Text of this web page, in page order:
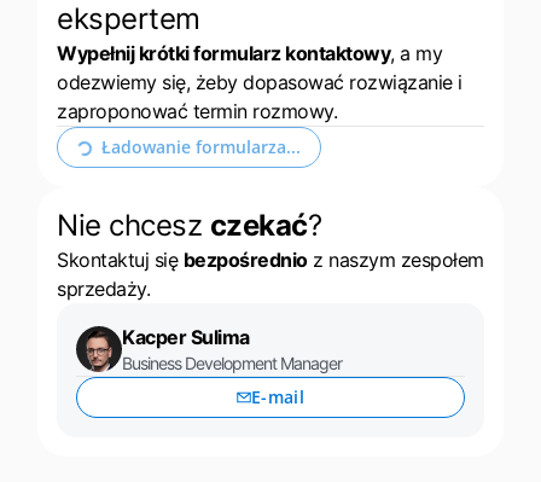
ekspertem
Wypełnij krótki formularz kontaktowy, a my
odezwiemy się, żeby dopasować rozwiązanie i
zaproponować termin rozmowy.
Rozwiń formularz kontaktowy
Nie chcesz czekać?
Skontaktuj się bezpośrednioz naszym zespołem
sprzedaży.
Kacper Sulima
Business Development Manager
E-mail